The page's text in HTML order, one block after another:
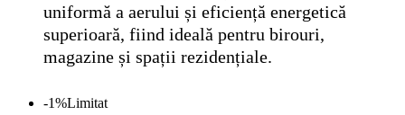
uniformă a aerului și eficiență energetică
superioară, fiind ideală pentru birouri,
magazine și spații rezidențiale.
-1%Limitat